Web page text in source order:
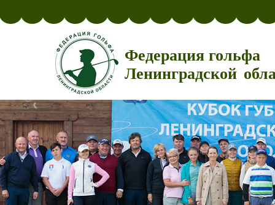
Федерация гольфа
Ленинградской